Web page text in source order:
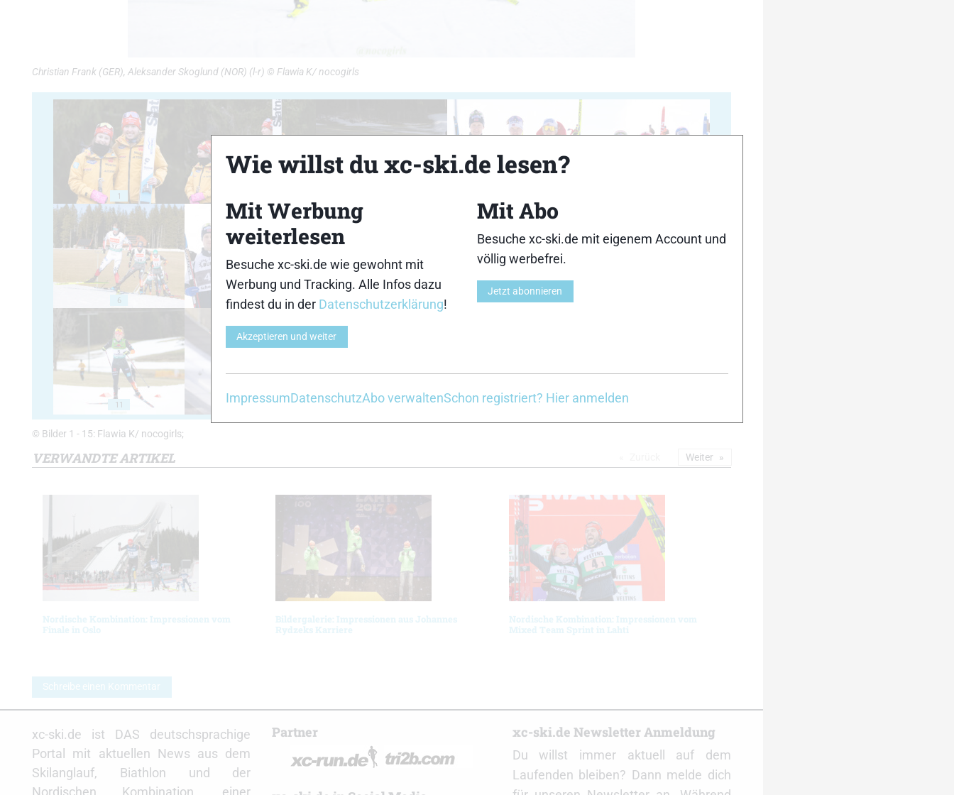
Christian Frank (GER), Aleksander Skoglund (NOR) (l-r) © Flawia K/ nocogirls
1
6 7 8 9
11 12 13 14
© Bilder 1 - 15: Flawia K/ nocogirls;
VERWANDTE ARTIKEL
Nordische Kombination: Impressionen vom
Finale in Oslo
Bildergalerie: Impressionen aus Johannes
Rydzeks Karriere
Nordische Kombination: Impressionen vom
Mixed Team Sprint in Lahti
Weiter
Schreibe einen Kommentar
xc-ski.de ist DAS deutschsprachige
Portal mit aktuellen News aus dem
Skilanglauf, Biathlon und der
Nordischen Kombination, einer
Partner xc-ski.de Newsletter Anmeldung
Du willst immer aktuell auf dem
Laufenden bleiben? Dann melde dich
Wie willst du xc-ski.de lesen?
Mit Werbung
weiterlesen
Besuche xc-ski.de wie gewohnt mit
Werbung und Tracking. Alle Infos dazu
findest du in der Datenschutzerklärung!
Akzeptieren und weiter
Mit Abo
Besuche xc-ski.de mit eigenem Account und
völlig werbefrei.
Jetzt abonnieren
ImpressumDatenschutzAbo verwaltenSchon registriert? Hier anmelden